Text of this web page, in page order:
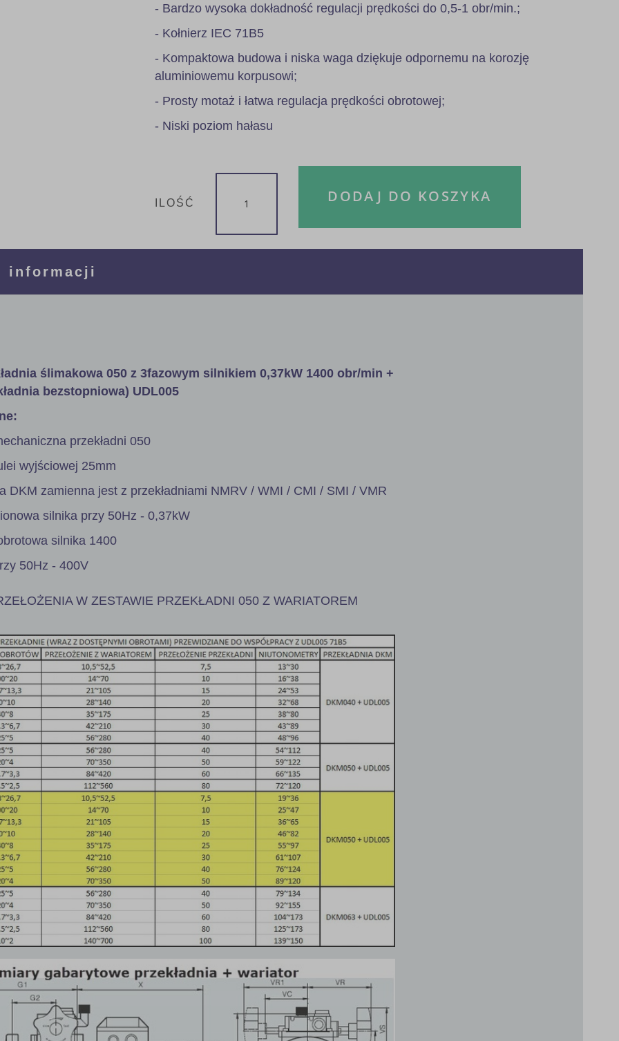
- Bardzo wysoka dokładność regulacji prędkości do 0,5-1 obr/min.;
- Kołnierz IEC 71B5
- Kompaktowa budowa i niska waga dziękuje odpornemu na korozję
aluminiowemu korpusowi;
- Prosty motaż i łatwa regulacja prędkości obrotowej;
- Niski poziom hałasu
ILOŚĆ DODAJ DO KOSZYKA
ślimakowa 050 z 3fazowym silnikiem 0,37kW 1400 obr/min +
bezstopniowa) UDL005
przekładni 050
wyjściowej 25mm
DKM zamienna jest z przekładniami NMRV / WMI / CMI / SMI / VMR
silnika przy 50Hz - 0,37kW
silnika 1400
50Hz - 400V
W ZESTAWIE PRZEKŁADNI 050 Z WARIATOREM
informacji